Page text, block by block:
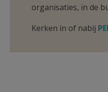
organisaties, in de
Kerken in of nabij